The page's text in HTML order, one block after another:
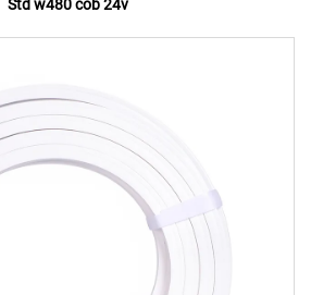
Std w480 cob 24v